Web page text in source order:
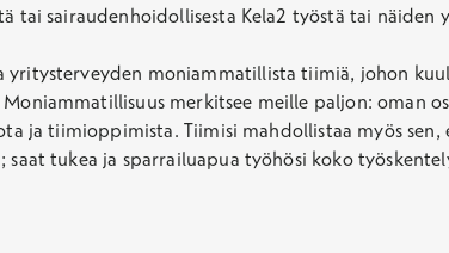
tai sairaudenhoidollisesta Kela2 työstä tai näiden
yritysterveyden moniammatillista tiimiä, johon
merkitsee meille paljon: oman
ja tiimioppimista. Tiimisi mahdollistaa myös
saat tukea ja sparrailuapua työhösi koko